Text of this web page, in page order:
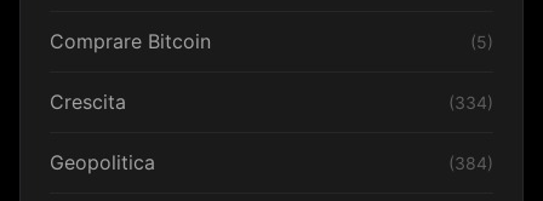
Comprare Bitcoin (5)
Crescita (334)
Geopolitica (384)